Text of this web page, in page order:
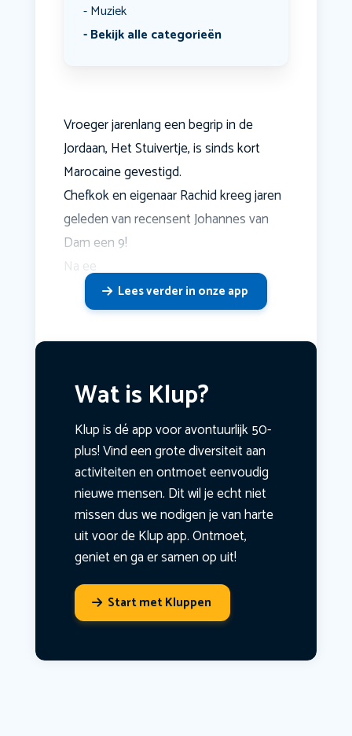
Muziek
Bekijk alle categorieën
Vroeger jarenlang een begrip in de
Jordaan, Het Stuivertje, is sinds kort
Marocaine gevestigd.
Chefkok en eigenaar Rachid kreeg jaren
geleden van recensent Johannes van
Dam een 9!
Na ee
Lees verder in onze app
Wat is Klup?
Klup is dé app voor avontuurlijk 50-
plus! Vind een grote diversiteit aan
activiteiten en ontmoet eenvoudig
nieuwe mensen. Dit wil je echt niet
missen dus we nodigen je van harte
uit voor de Klup app. Ontmoet,
geniet en ga er samen op uit!
Start met Kluppen